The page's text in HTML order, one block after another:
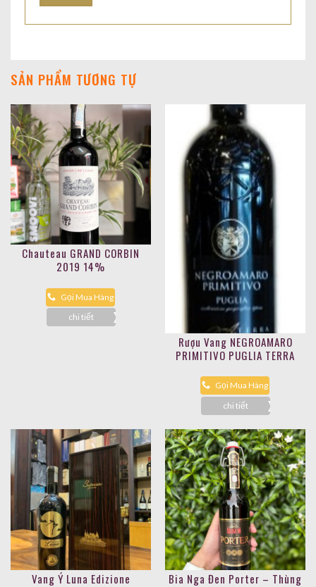
SẢN PHẨM TƯƠNG TỰ
Chauteau GRAND CORBIN
2019 14%
Gọi Mua Hàng
chi tiết
Rượu Vang NEGROAMARO
PRIMITIVO PUGLIA TERRA
Gọi Mua Hàng
chi tiết
Vang Ý Luna Edizione
Bia Nga Đen Porter – Thùng